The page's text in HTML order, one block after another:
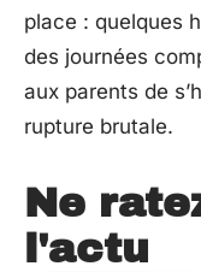
place : quelques
des journées
aux parents de
rupture brutale.
Ne
l'actu